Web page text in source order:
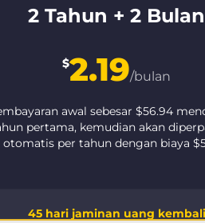
2 Tahun + 2 Bulan
$2.19/bulan
awal sebesar $56.94
pertama, kemudian akan
otomatis per tahun dengan biaya
45 hari jaminan uang kembali